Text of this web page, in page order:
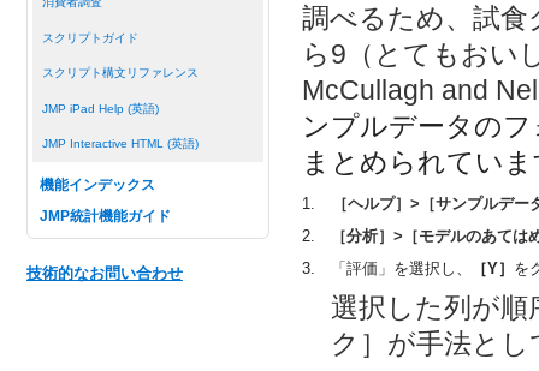
スクリプトガイド
スクリプト構文リファレンス
JMP iPad Help (英語)
JMP Interactive HTML (英語)
機能インデックス
JMP統計機能ガイド
技術的なお問い合わせ
調べるため、試
ら9（とてもおい
McCullagh and
ンプルデータの
まとめられてい
1.
［ヘルプ］>［サンプルデー
2.
［分析］>［モデルのあては
3.
「評価」 を選択し、 ［Y］ を
選択した列が順
ク］が手法と